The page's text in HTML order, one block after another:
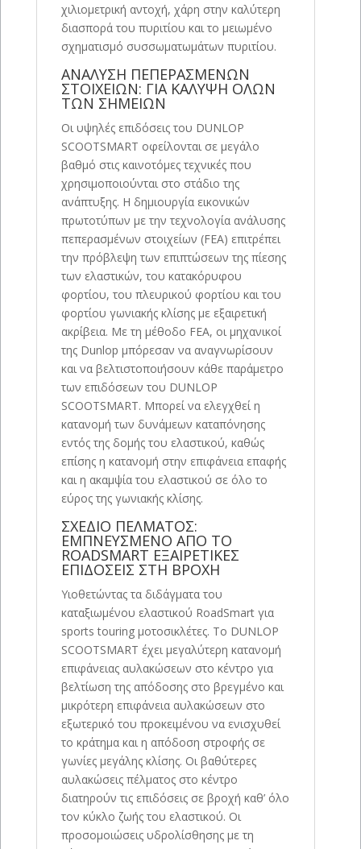
χιλιομετρική αντοχή, χάρη στην καλύτερη
διασπορά του πυριτίου και το μειωμένο
σχηματισμό συσσωματωμάτων πυριτίου.
ΑΝΑΛΥΣΗ ΠΕΠΕΡΑΣΜΕΝΩΝ
ΣΤΟΙΧΕΙΩΝ: ΓΙΑ ΚΑΛΥΨΗ ΟΛΩΝ
ΤΩΝ ΣΗΜΕΙΩΝ
Οι υψηλές επιδόσεις του DUNLOP
SCOOTSMART οφείλονται σε μεγάλο
βαθμό στις καινοτόμες τεχνικές που
χρησιμοποιούνται στο στάδιο της
ανάπτυξης. Η δημιουργία εικονικών
πρωτοτύπων με την τεχνολογία ανάλυσης
πεπερασμένων στοιχείων (FEA) επιτρέπει
την πρόβλεψη των επιπτώσεων της πίεσης
των ελαστικών, του κατακόρυφου
φορτίου, του πλευρικού φορτίου και του
φορτίου γωνιακής κλίσης με εξαιρετική
ακρίβεια. Με τη μέθοδο FEA, οι μηχανικοί
της Dunlop μπόρεσαν να αναγνωρίσουν
και να βελτιστοποιήσουν κάθε παράμετρο
των επιδόσεων του DUNLOP
SCOOTSMART. Μπορεί να ελεγχθεί η
κατανομή των δυνάμεων καταπόνησης
εντός της δομής του ελαστικού, καθώς
επίσης η κατανομή στην επιφάνεια επαφής
και η ακαμψία του ελαστικού σε όλο το
εύρος της γωνιακής κλίσης.
ΣΧΕΔΙΟ ΠΕΛΜΑΤΟΣ:
ΕΜΠΝΕΥΣΜΕΝΟ ΑΠΟ ΤΟ
ROADSMART ΕΞΑΙΡΕΤΙΚΕΣ
ΕΠΙΔΟΣΕΙΣ ΣΤΗ ΒΡΟΧΗ
Υιοθετώντας τα διδάγματα του
καταξιωμένου ελαστικού RoadSmart για
sports touring μοτοσικλέτες. Το DUNLOP
SCOOTSMART έχει μεγαλύτερη κατανομή
επιφάνειας αυλακώσεων στο κέντρο για
βελτίωση της απόδοσης στο βρεγμένο και
μικρότερη επιφάνεια αυλακώσεων στο
εξωτερικό του προκειμένου να ενισχυθεί
το κράτημα και η απόδοση στροφής σε
γωνίες μεγάλης κλίσης. Οι βαθύτερες
αυλακώσεις πέλματος στο κέντρο
διατηρούν τις επιδόσεις σε βροχή καθ’ όλο
τον κύκλο ζωής του ελαστικού. Οι
προσομοιώσεις υδρολίσθησης με τη